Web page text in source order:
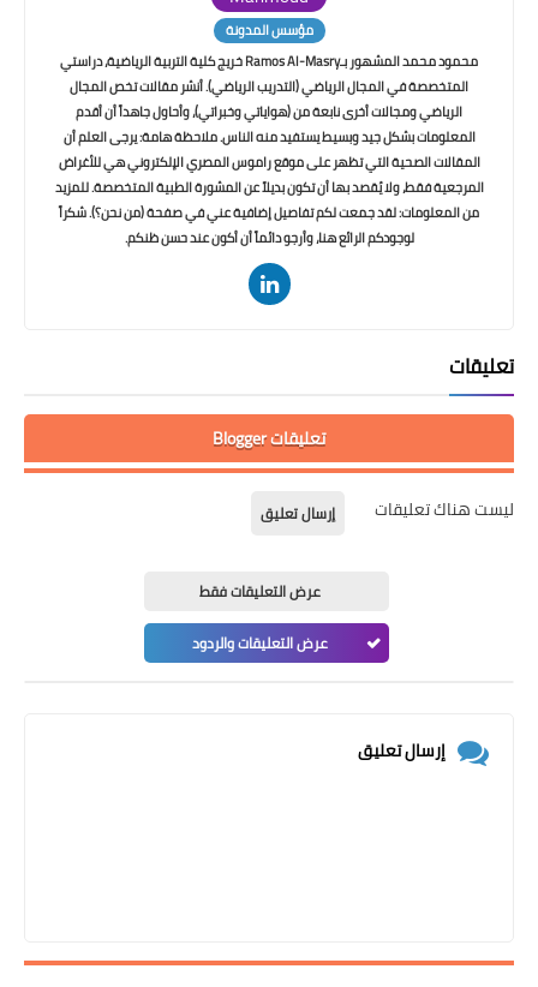
مؤسس المدونة
محمود محمد المشهور بـRamos Al-Masry خريج كلية التربية الرياضية، دراستي
المتخصصة في المجال الرياضي (التدريب الرياضي). أنشر مقالات تخص المجال
الرياضي ومجالات أخرى نابعة من (هواياتي وخبراتي)، وأحاول جاهداً أن أقدم
المعلومات بشكل جيد وبسيط يستفيد منه الناس. ملاحظة هامة: يرجى العلم أن
المقالات الصحية التي تظهر على موقع راموس المصري الإلكتروني هي للأغراض
المرجعية فقط، ولا يُقصد بها أن تكون بديلاً عن المشورة الطبية المتخصصة. للمزيد
من المعلومات: لقد جمعت لكم تفاصيل إضافية عني في صفحة (من نحن؟). شكراً
لوجودكم الرائع هنا، وأرجو دائماً أن أكون عند حسن ظنكم.
تعليقات
تعليقات Blogger
ليست هناك تعليقات إرسال تعليق
عرض التعليقات فقط
عرض التعليقات والردود
إرسال تعليق